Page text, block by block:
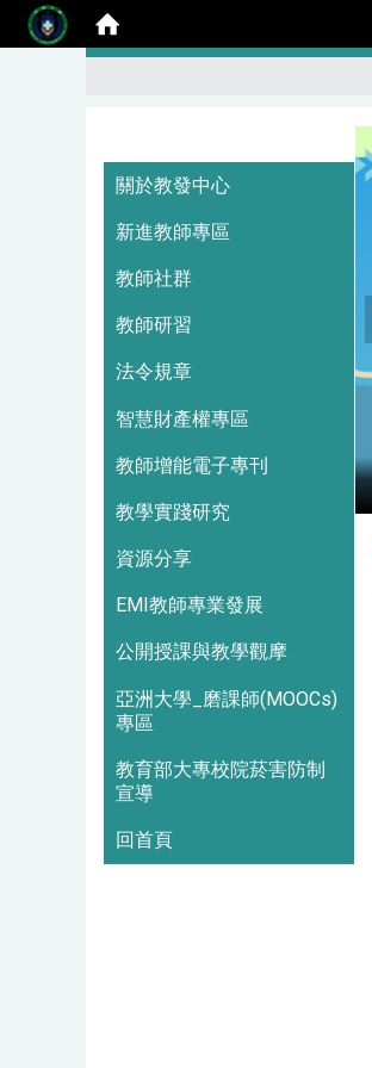
關於教發中心
新進教師專區
教師社群
教師研習
法令規章
智慧財產權專區
教師增能電子專刊
教學實踐研究
資源分享
EMI教師專業發展
公開授課與教學觀摩
亞洲大學_磨課師(MOOCs)
專區
教育部大專校院菸害防制
宣導
回首頁